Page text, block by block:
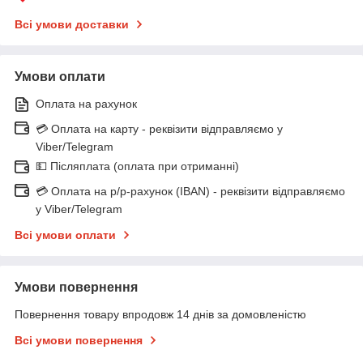
Всі умови доставки
Умови оплати
Оплата на рахунок
💳 Оплата на карту - реквізити відправляємо у
Viber/Telegram
💵 Післяплата (оплата при отриманні)
💳 Оплата на р/р-рахунок (IBAN) - реквізити відправляємо
у Viber/Telegram
Всі умови оплати
Умови повернення
Повернення товару впродовж 14 днів за домовленістю
Всі умови повернення